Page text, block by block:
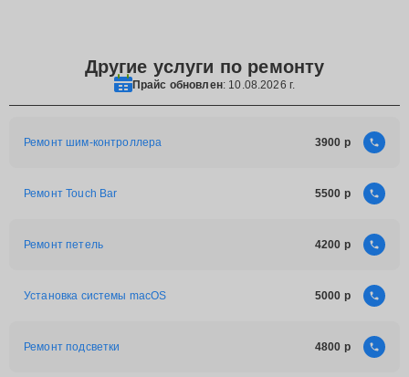
Другие услуги по ремонту
Прайс обновлен: 10.08.2026 г.
Ремонт шим-контроллера 3900
Ремонт Touch Bar 5500
Ремонт петель 4200
Установка системы macOS 5000
Ремонт подсветки 4800